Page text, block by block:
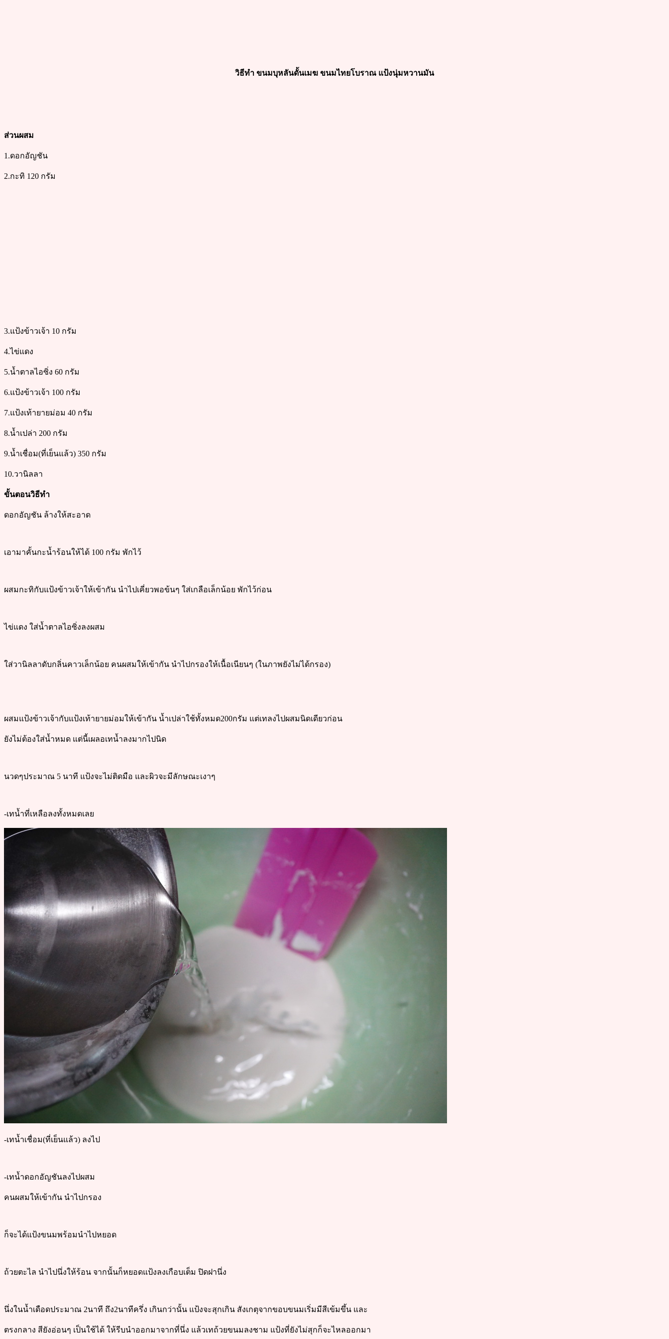
วิธีทำ ขนมบุหลันดั้นเมฆ ขนมไทยโบราณ แป้งนุ่มหวานมัน
ส่วนผสม
1.ดอกอัญชัน
2.กะทิ 120 กรัม
3.แป้งข้าวเจ้า 10 กรัม
4.ไข่แดง
5.น้ำตาลไอซิ่ง 60 กรัม
6.แป้งข้าวเจ้า 100 กรัม
7.แป้งเท้ายายม่อม 40 กรัม
8.น้ำเปล่า 200 กรัม
9.น้ำเชื่อม(ที่เย็นแล้ว) 350 กรัม
10.วานิลลา
ขั้นตอนวิธีทำ
ดอกอัญชัน ล้างให้สะอาด
เอามาคั้นกะน้ำร้อนให้ได้ 100 กรัม พักไว้
ผสมกะทิกับแป้งข้าวเจ้าให้เข้ากัน นำไปเคี่ยวพอข้นๆ ใส่เกลือเล็กน้อย พักไว้ก่อน
ไข่แดง ใส่น้ำตาลไอซิ่งลงผสม
ใส่วานิลลาดับกลิ่นคาวเล็กน้อย คนผสมให้เข้ากัน นำไปกรองให้เนื้อเนียนๆ (ในภาพยังไม่ได้กรอง)
ผสมแป้งข้าวเจ้ากับแป้งเท้ายายม่อมให้เข้ากัน น้ำเปล่าใช้ทั้งหมด200กรัม แต่เทลงไปผสมนิดเดียวก่อน
ยังไม่ต้องใส่น้ำหมด แต่นี้เผลอเทน้ำลงมากไปนิด
นวดๆประมาณ 5 นาที แป้งจะไม่ติดมือ และผิวจะมีลักษณะเงาๆ
-เทน้ำที่เหลือลงทั้งหมดเลย
-เทน้ำเชื่อม(ที่เย็นแล้ว) ลงไป
-เทน้ำดอกอัญชันลงไปผสม
คนผสมให้เข้ากัน นำไปกรอง
ก็จะได้แป้งขนมพร้อมนำไปหยอด
ถ้วยตะไล นำไปนึ่งให้ร้อน จากนั้นก็หยอดแป้งลงเกือบเต็ม ปิดฝานึ่ง
นึ่งในน้ำเดือดประมาณ 2นาที ถึง2นาทีครึ่ง เกินกว่านั้น แป้งจะสุกเกิน สังเกตุจากขอบขนมเริ่มมีสีเข้มขึ้น และ
ตรงกลาง สียังอ่อนๆ เป็นใช้ได้ ให้รีบนำออกมาจากที่นึ่ง แล้วเทถ้วยขนมลงชาม แป้งที่ยังไม่สุกก็จะไหลออกมา